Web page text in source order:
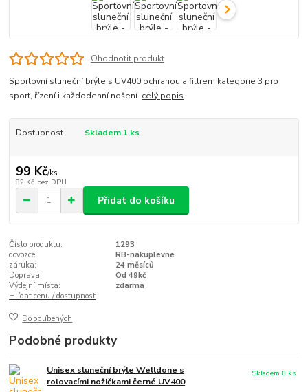
Ohodnotit produkt
Sportovní sluneční brýle s UV400 ochranou a filtrem kategorie 3 pro
sport, řízení i každodenní nošení. celý popis
Dostupnost Skladem 1 ks
99 Kč/ks
82 Kč bez DPH
Přidat do košíku
Číslo produktu:
1293
dovozce:
RB-nakuplevne
záruka:
24 měsíců
Doprava:
Od 49kč
Výdejní místa:
zdarma
Hlídat cenu / dostupnost
Do oblíbených
Podobné produkty
Unisex sluneční brýle Welldone s
rolovacími nožičkami černé UV400
Skladem 8 ks